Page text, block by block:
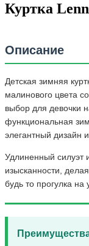
Куртка
Описание
Детская зимняя
малинового цвета
выбор для девочки
функциональная
элегантный дизайн
Удлиненный силуэт
изысканности,
будь то прогулка на